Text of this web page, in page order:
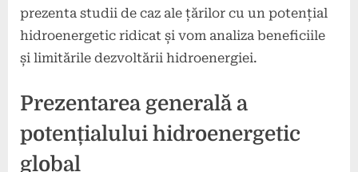
prezenta studii de caz ale țărilor cu un potențial
hidroenergetic ridicat și vom analiza beneficiile
și limitările dezvoltării hidroenergiei.
Prezentarea generală a
potențialului hidroenergetic
global